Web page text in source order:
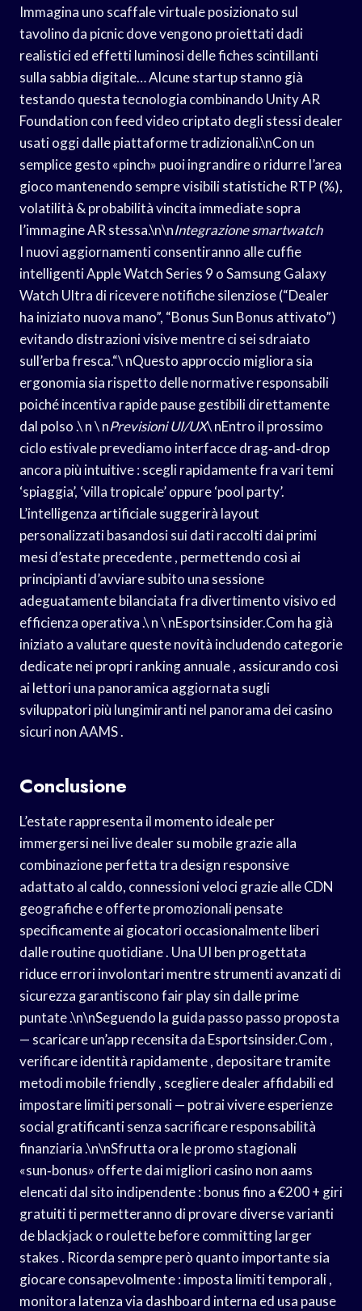
Immagina uno scaffale virtuale posizionato sul
tavolino da picnic dove vengono proiettati dadi
realistici ed effetti luminosi delle fiches scintillanti
sulla sabbia digitale… Alcune startup stanno già
testando questa tecnologia combinando Unity AR
Foundation con feed video criptato degli stessi dealer
usati oggi dalle piattaforme tradizionali.\nCon un
semplice gesto «pinch» puoi ingrandire o ridurre l’area
gioco mantenendo sempre visibili statistiche RTP (%),
volatilità & probabilità vincita immediate sopra
l’immagine AR stessa.\n\nIntegrazione smartwatch
I nuovi aggiornamenti consentiranno alle cuffie
intelligenti Apple Watch Series 9 o Samsung Galaxy
Watch Ultra di ricevere notifiche silenziose (“Dealer
ha iniziato nuova mano”, “Bonus Sun Bonus attivato”)
evitando distrazioni visive mentre ci sei sdraiato
sull’erba fresca.“\ nQuesto approccio migliora sia
ergonomia sia rispetto delle normative responsabili
poiché incentiva rapide pause gestibili direttamente
dal polso .\ n \ nPrevisioni UI/UX\ nEntro il prossimo
ciclo estivale prevediamo interfacce drag‑and‐drop
ancora più intuitive : scegli rapidamente fra vari temi
‘spiaggia’, ‘villa tropicale’ oppure ‘pool party’.
L’intelligenza artificiale suggerirà layout
personalizzati basandosi sui dati raccolti dai primi
mesi d’estate precedente , permettendo così ai
principianti d’avviare subito una sessione
adeguatamente bilanciata fra divertimento visivo ed
efficienza operativa .\ n \ nEsportsinsider.Com ha già
iniziato a valutare queste novità includendo categorie
dedicate nei propri ranking annuale , assicurando così
ai lettori una panoramica aggiornata sugli
sviluppatori più lungimiranti nel panorama dei casino
sicuri non AAMS .
Conclusione
L’estate rappresenta il momento ideale per
immergersi nei live dealer su mobile grazie alla
combinazione perfetta tra design responsive
adattato al caldo, connessioni veloci grazie alle CDN
geografiche e offerte promozionali pensate
specificamente ai giocatori occasionalmente liberi
dalle routine quotidiane . Una UI ben progettata
riduce errori involontari mentre strumenti avanzati di
sicurezza garantiscono fair play sin dalle prime
puntate .\n\nSeguendo la guida passo passo proposta
— scaricare un’app recensita da Esportsinsider.Com ,
verificare identità rapidamente , depositare tramite
metodi mobile friendly , scegliere dealer affidabili ed
impostare limiti personali — potrai vivere esperienze
social gratificanti senza sacrificare responsabilità
finanziaria .\n\nSfrutta ora le promo stagionali
«sun‑bonus» offerte dai migliori casino non aams
elencati dal sito indipendente : bonus fino a €200 + giri
gratuiti ti permetteranno di provare diverse varianti
de blackjack o roulette before committing larger
stakes . Ricorda sempre però quanto importante sia
giocare consapevolmente : imposta limiti temporali ,
monitora latenza via dashboard interna ed usa pause